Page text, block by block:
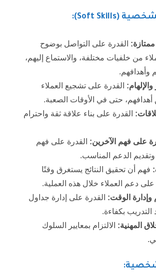
القدرة على التواصل بوضوح
من خلفيات مختلفة، والاستماع إليهم،
وأهدافهم.
القدرة على تشجيع العملاء
أهدافهم، حتى في الأوقات الصعبة.
القدرة على بناء علاقة ثقة واحترام
على فهم الآخرين: القدرة على فهم
وتقديم الدعم المناسب.
فهم أن تحقيق النتائج يستغرق وقتًا
على دعم العملاء خلال هذه العملية.
وإدارة الوقت: القدرة على إدارة جداول
التدريب بكفاءة.
المهنية: الالتزام بمعايير السلوك